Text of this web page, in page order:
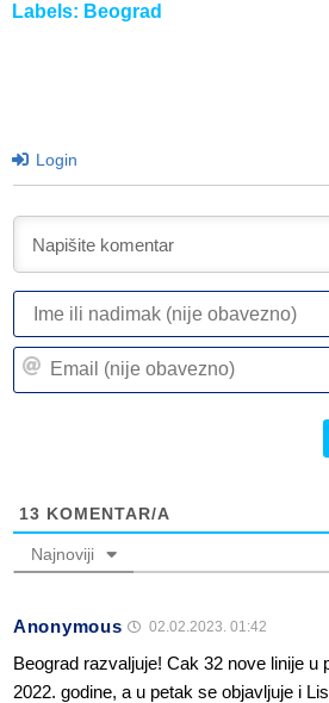
Labels: Beograd
Login
13 KOMENTAR/A
Najnoviji
Anonymous 02.02.2023. 01:42
Beograd razvaljuje! Cak 32 nove linije u
2022. godine, a u petak se objavljuje i